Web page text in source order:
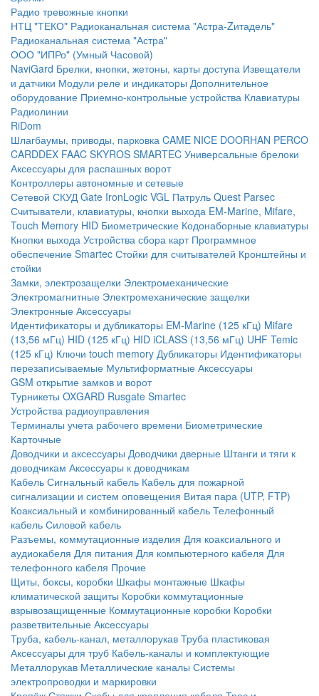
Радио тревожные кнопки
НТЦ "ТЕКО" Радиоканальная система "Астра-Zитадель"
Радиоканальная система "Астра"
ООО "ИПРо" (Умный Часовой)
NaviGard Брелки, кнопки, жетоны, карты доступа Извещатели
и датчики Модули реле и индикаторы Дополнительное
оборудование Приемно-контрольные устройства Клавиатуры
Радиолинии
RiDom
Шлагбаумы, приводы, парковка CAME NICE DOORHAN PERCO
CARDDEX FAAC SKYROS SMARTEC Универсальные брелоки
Аксессуары для распашных ворот
Контроллеры автономные и сетевые
Сетевой СКУД Gate IronLogic VGL Патруль Quest Parsec
Считыватели, клавиатуры, кнопки выхода EM-Marine, Mifare,
Touch Memory HID Биометрические Кодонаборные клавиатуры
Кнопки выхода Устройства сбора карт Программное
обеспечение Smartec Стойки для считывателей Кронштейны и
стойки
Замки, электрозащелки Электромеханические
Электромагнитные Электромеханические защелки
Электронные Аксессуары
Идентификаторы и дубликаторы EM-Marine (125 кГц) Mifare
(13,56 мГц) HID (125 кГц) HID iCLASS (13,56 мГц) UHF Temic
(125 кГц) Ключи touch memory Дубликаторы Идентификаторы
перезаписываемые Мультиформатные Аксессуары
GSM открытие замков и ворот
Турникеты OXGARD Rusgate Smartec
Устройства радиоуправления
Терминалы учета рабочего времени Биометрические
Карточные
Доводчики и аксессуары Доводчики дверные Штанги и тяги к
доводчикам Аксессуары к доводчикам
Кабель Сигнальный кабель Кабель для пожарной
сигнализации и систем оповещения Витая пара (UTP, FTP)
Коаксиальный и комбинированный кабель Телефонный
кабель Силовой кабель
Разъемы, коммутационные изделия Для коаксиального и
аудиокабеля Для питания Для компьютерного кабеля Для
телефонного кабеля Прочие
Щиты, боксы, коробки Шкафы монтажные Шкафы
климатической защиты Коробки коммутационные
взрывозащищенные Коммутационные коробки Коробки
разветвительные Аксессуары
Труба, кабель-канал, металлорукав Труба пластиковая
Аксессуары для труб Кабель-каналы и комплектующие
Металлорукав Металлические каналы Системы
электропроводки и маркировки